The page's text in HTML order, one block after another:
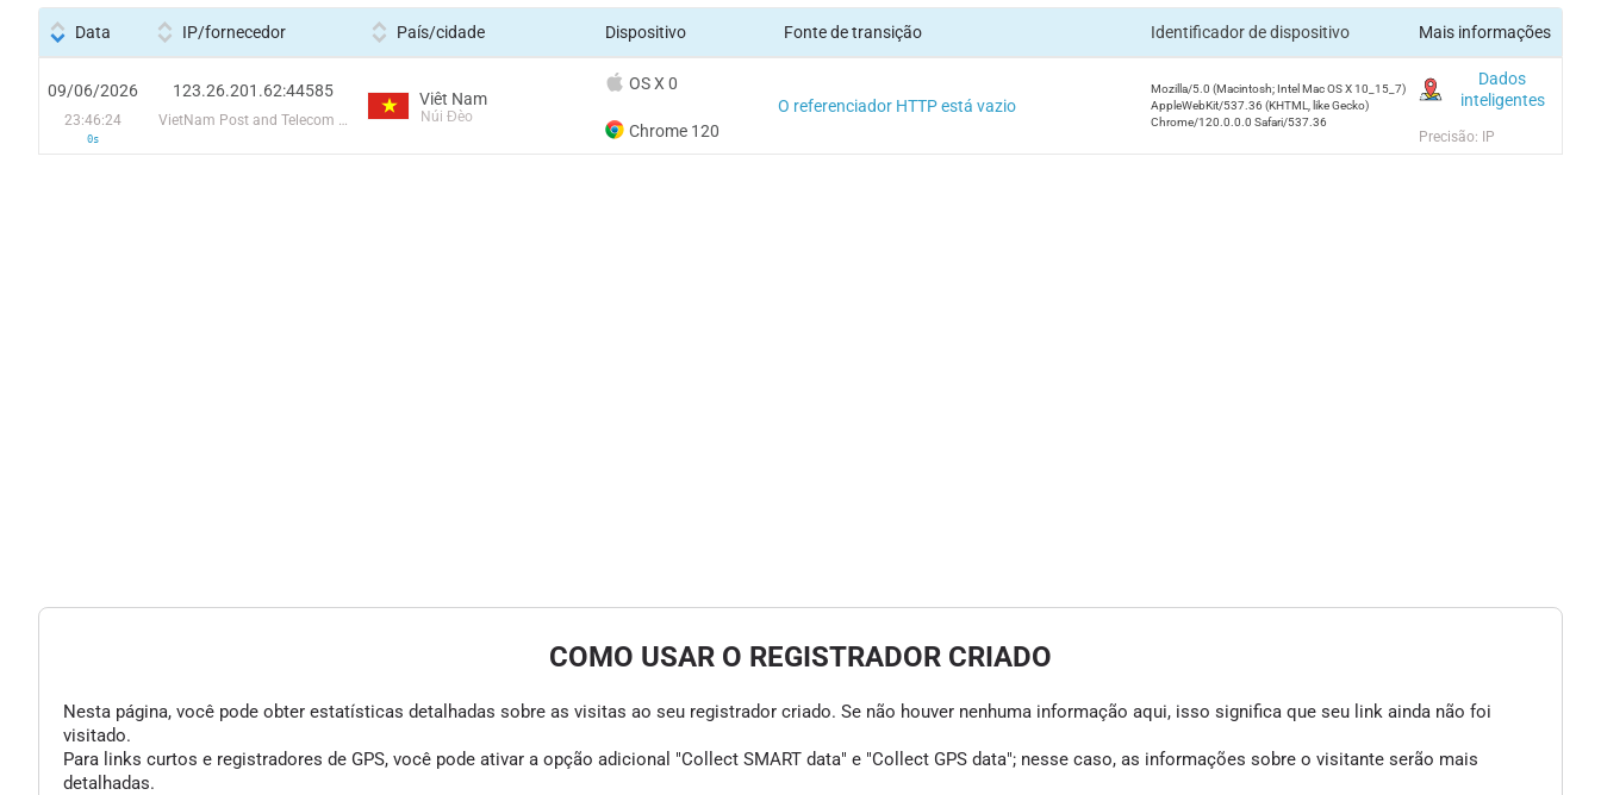
Data IP/fornecedor País/cidade Dispositivo Fonte de transição Identificador de dispositivo Mais informações
09/06/2026
23:46:24
0s
123.26.201.62:44585
VietNam Post and Telecom Corporation
Viêt Nam
Núi Đèo
OS X 0
Chrome 120
O referenciador HTTP está vazio
Mozilla/5.0 (Macintosh; Intel Mac OS X 10_15_7)
AppleWebKit/537.36 (KHTML, like Gecko)
Chrome/120.0.0.0 Safari/537.36
Dados
inteligentes
Precisão: IP
COMO USAR O REGISTRADOR CRIADO
Nesta página, você pode obter estatísticas detalhadas sobre as visitas ao seu registrador criado. Se não houver nenhuma informação aqui, isso significa que seu link ainda não foi
visitado.
Para links curtos e registradores de GPS, você pode ativar a opção adicional "Collect SMART data" e "Collect GPS data"; nesse caso, as informações sobre o visitante serão mais
detalhadas.